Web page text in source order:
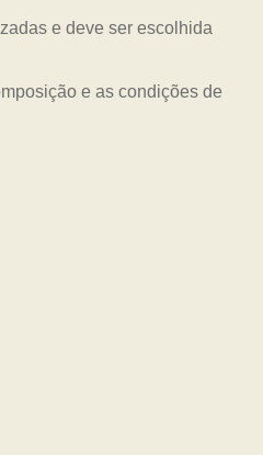
e deve ser escolhida
e as condições de